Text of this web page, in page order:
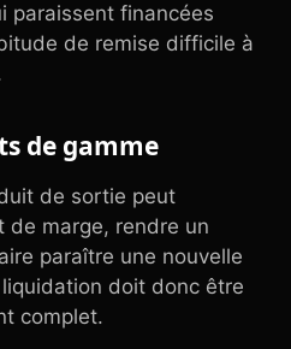
paraissent financées
de remise difficile à
de gamme
de sortie peut
de marge, rendre un
paraître une nouvelle
doit donc être
complet.